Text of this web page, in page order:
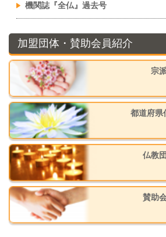
機関誌『全仏』過去号
加盟団体・賛助会員紹介
宗
都道府県
仏教
賛助